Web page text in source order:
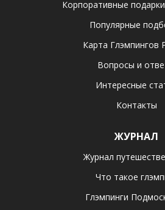
Корпоративные
Популярные
Карта Глэмпингов
Вопросы и
Интересные
Контакты
ЖУРНАЛ
Журнал
Что такое
Глэмпинги